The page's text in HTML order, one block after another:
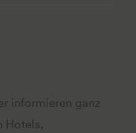
informieren ganz
Hotels,